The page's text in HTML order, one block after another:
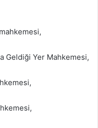
Geldiği Yer Mahkemesi,